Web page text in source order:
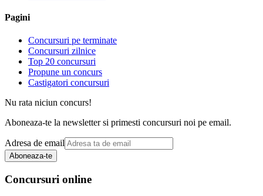
Pagini
Concursuri pe terminate
Concursuri zilnice
Top 20 concursuri
Propune un concurs
Castigatori concursuri
Nu rata niciun concurs!
Aboneaza-te la newsletter si primesti concursuri noi pe email.
Adresa de email
Aboneaza-te
Concursuri online